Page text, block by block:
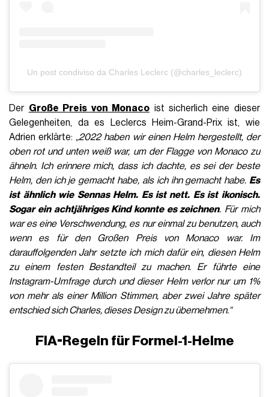
Un post condiviso da Charles Leclerc (@charles_leclerc)
Der Große Preis von Monaco ist sicherlich eine dieser
Gelegenheiten, da es Leclercs Heim-Grand-Prix ist, wie
Adrien erklärte:„2022 haben wir einen Helm hergestellt, der
oben rot und unten weiß war, um der Flagge von Monaco zu
ähneln. Ich erinnere mich, dass ich dachte, es sei der beste
Helm, den ich je gemacht habe, als ich ihn gemacht habe. Es
ist ähnlich wie Sennas Helm. Es ist nett. Es ist ikonisch.
Sogar ein achtjähriges Kind konnte es zeichnen. Für mich
war es eine Verschwendung, es nur einmal zu benutzen, auch
wenn es für den Großen Preis von Monaco war. Im
darauffolgenden Jahr setzte ich mich dafür ein, diesen Helm
zu einem festen Bestandteil zu machen. Er führte eine
Instagram-Umfrage durch und dieser Helm verlor nur um 1%
von mehr als einer Million Stimmen, aber zwei Jahre später
entschied sich Charles, dieses Design zu übernehmen.“
FIA-Regeln für Formel-1-Helme